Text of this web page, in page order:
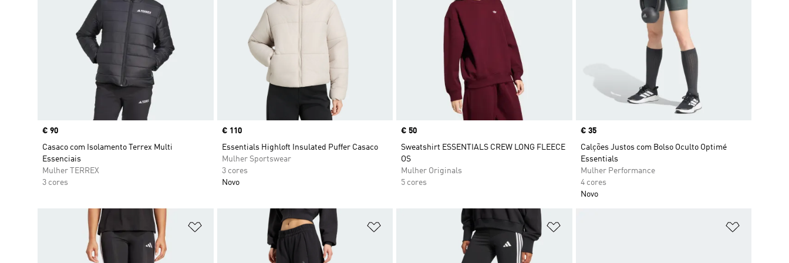
Price
€ 90
Casaco com Isolamento Terrex Multi
Essenciais
Mulher TERREX
3 cores
Price
€ 110
Essentials Highloft Insulated Puffer Casaco
Mulher Sportswear
3 cores
Novo
Price
€ 50
Sweatshirt ESSENTIALS CREW LONG FLEECE
OS
Mulher Originals
5 cores
Price
€ 35
Calções Justos com Bolso Oculto Optimé
Essentials
Mulher Performance
4 cores
Novo
Adicionar à Lista de Desejos Adicionar à Lista de Desejos